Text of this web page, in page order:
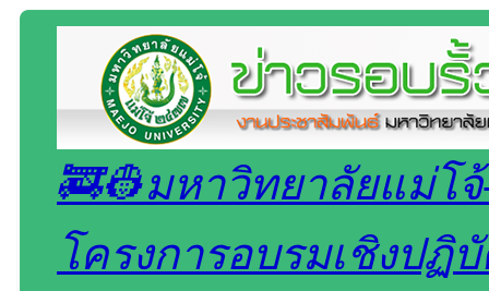
🚒👷มหาวิทยาลัยแม่โ
โครงการอบรมเชิงปฏิ